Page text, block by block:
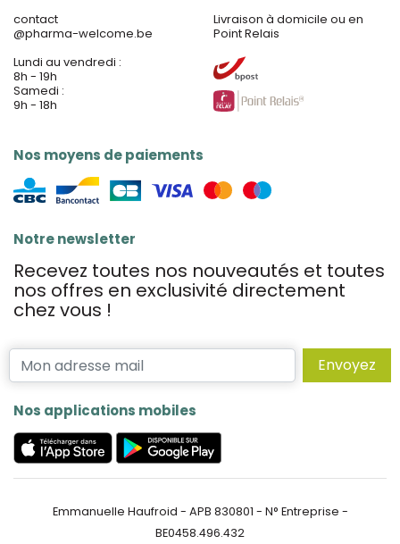
contact
@pharma-welcome.be
Lundi au vendredi :
8h - 19h
Samedi :
9h - 18h
Nos moyens de paiements
Livraison à domicile ou en
Point Relais
Notre newsletter
Recevez toutes nos nouveautés et toutes
nos offres en exclusivité directement
chez vous !
Envoyez
Nos applications mobiles
Emmanuelle Haufroid - APB 830801 - N° Entreprise -
BE0458.496.432